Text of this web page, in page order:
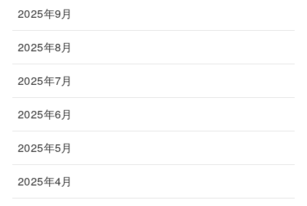
2025年9月
2025年8月
2025年7月
2025年6月
2025年5月
2025年4月